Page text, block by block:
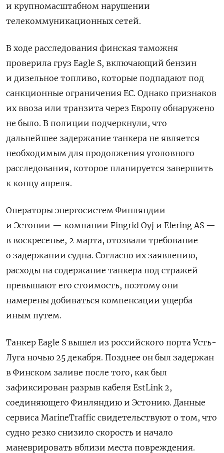
и крупномасштабном нарушении
телекоммуникационных сетей.
В ходе расследования финская таможня
проверила груз Eagle S, включающий бензин
и дизельное топливо, которые подпадают под
санкционные ограничения ЕС. Однако признаков
их ввоза или транзита через Европу обнаружено
не было. В полиции подчеркнули, что
дальнейшее задержание танкера не является
необходимым для продолжения уголовного
расследования, которое планируется завершить
к концу апреля.
Операторы энергосистем Финляндии
и Эстонии — компании Fingrid Oyj и Elering AS —
в воскресенье, 2 марта, отозвали требование
о задержании судна. Согласно их заявлению,
расходы на содержание танкера под стражей
превышают его стоимость, поэтому они
намерены добиваться компенсации ущерба
иным путем.
Танкер Eagle S вышел из российского порта Усть-
Луга ночью 25 декабря. Позднее он был задержан
в Финском заливе после того, как был
зафиксирован разрыв кабеля EstLink 2,
соединяющего Финляндию и Эстонию. Данные
сервиса MarineTraffic свидетельствуют о том, что
судно резко снизило скорость и начало
маневрировать вблизи места повреждения.